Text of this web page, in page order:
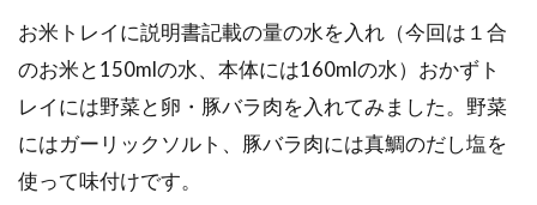
お米トレイに説明書記載の量の水を入れ（今回は１合
のお米と150mlの水、本体には160mlの水）おかずト
レイには野菜と卵・豚バラ肉を入れてみました。野菜
にはガーリックソルト、豚バラ肉には真鯛のだし塩を
使って味付けです。